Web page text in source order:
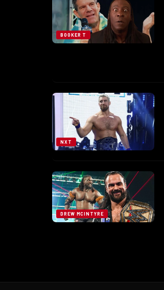
BOOKER T
NXT
DREW MCINTYRE